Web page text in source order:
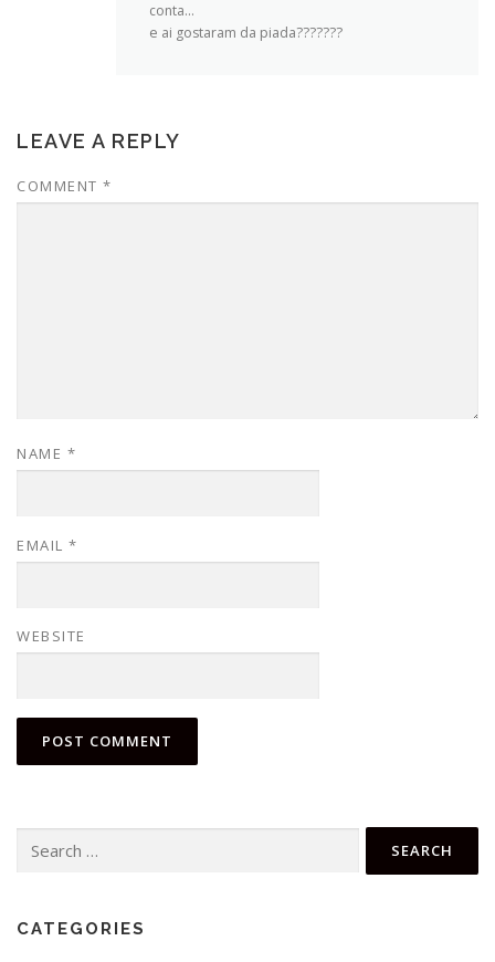
conta…
e ai gostaram da piada???????
LEAVE A REPLY
COMMENT *
NAME *
EMAIL *
WEBSITE
for:
CATEGORIES